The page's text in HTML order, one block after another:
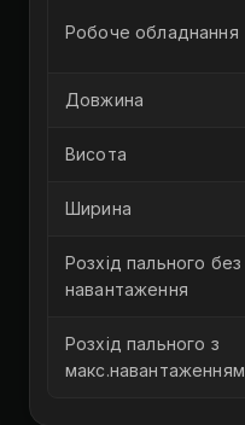
Робоче обладнання
Довжина
Висота
Ширина
Розхід пального без
навантаження
Розхід пального з
макс.навантаженням